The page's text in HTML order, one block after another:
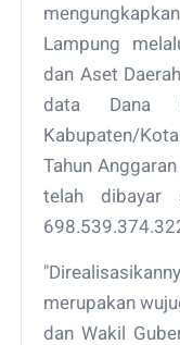
Lampung
dan Aset
data Dana
Kabupaten/
Tahun
telah dibayar
merupakan
dan Wakil